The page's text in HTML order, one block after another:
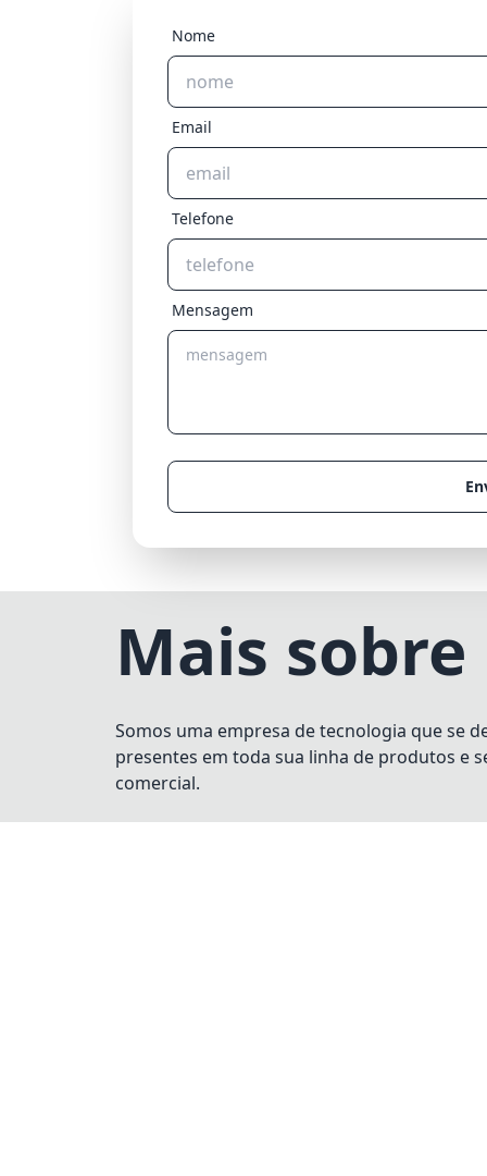
Nome
Email
Telefone
Mensagem
Mais
Somos uma empresa de tecnologia que se
presentes em toda sua linha de produtos e
comercial.